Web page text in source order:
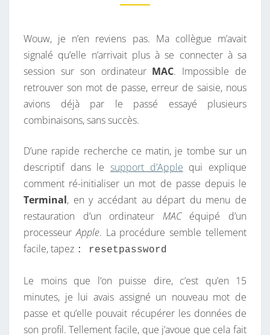
D
P
A
S
S
W
O
D
D
U
N
M
A
,
T
R
A
I
R
E
Wouw, je n’en reviens pas. Ma collègue m’avait
signalé qu’elle n’arrivait plus à se connecter à sa
session sur son ordinateur MAC. Impossible de
retrouver son mot de passe, erreur de saisie, nous
avions déjà par le passé essayé plusieurs
combinaisons, sans succès.
D’une rapide recherche ce matin, je tombe sur un
descriptif dans le support d’Apple qui explique
comment ré-initialiser un mot de passe depuis le
Terminal, en y accédant au départ du menu de
restauration d’un ordinateur MACéquipé d’un
processeurApple. La procédure semble tellement
facile, tapez : resetpassword
Le moins que l’on puisse dire, c’est qu’en 15
minutes, je lui avais assigné un nouveau mot de
passe et qu’elle pouvait récupérer les données de
son profil. Tellement facile, que j’avoue que cela fait